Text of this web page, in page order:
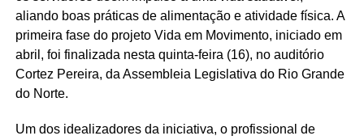
políticas públicas voltadas à promoção da igualdade de
gênero, ao enfrentamento da violência contra a mulher e
ao fortalecimento das ações de escuta e acolhimento no
serviço público.
aliando boas práticas de alimentação e atividade física. A
primeira fase do projeto Vida em Movimento, iniciado em
abril, foi finalizada nesta quinta-feira (16), no auditório
Cortez Pereira, da Assembleia Legislativa do Rio Grande
do Norte.
Um dos idealizadores da iniciativa, o profissional de